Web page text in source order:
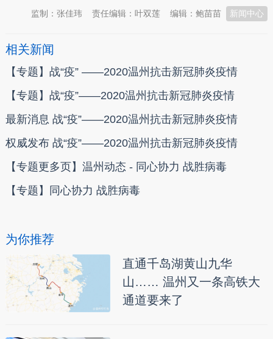
新闻中心
编辑：鲍苗苗
责任编辑：叶双莲
监制：张佳玮
相关新闻
【专题】战“疫” ——2020温州抗击新冠肺炎疫情
【专题】战“疫”——2020温州抗击新冠肺炎疫情
最新消息 战“疫”——2020温州抗击新冠肺炎疫情
权威发布 战“疫”——2020温州抗击新冠肺炎疫情
【专题更多页】温州动态 - 同心协力 战胜病毒
【专题】同心协力 战胜病毒
为你推荐
直通千岛湖黄山九华
山…… 温州又一条高铁大
通道要来了